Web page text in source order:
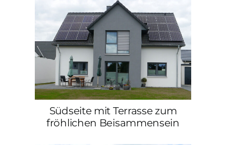
Südseite mit Terrasse zum
fröhlichen Beisammensein